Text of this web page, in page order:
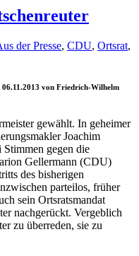
der Presse, CDU, Ortsrat,
von Friedrich-Wilhelm
gewählt. In geheimer
Joachim
gegen die
Gellermann (CDU)
des bisherigen
parteilos, früher
sein Ortsratsmandat
nachgerückt. Vergeblich
zu überreden, sie zu